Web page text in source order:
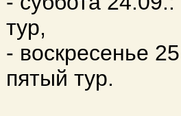
тур,
- воскресенье
пятый тур.